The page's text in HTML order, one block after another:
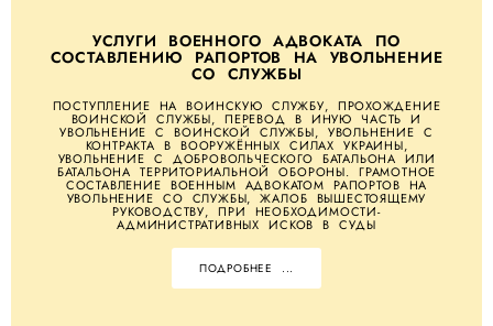
УСЛУГИ ВОЕННОГО АДВОКАТА ПО
СОСТАВЛЕНИЮ РАПОРТОВ НА УВОЛЬНЕНИЕ
СО СЛУЖБЫ
ПОСТУПЛЕНИЕ НА ВОИНСКУЮ СЛУЖБУ, ПРОХОЖДЕНИЕ
ВОИНСКОЙ СЛУЖБЫ, ПЕРЕВОД В ИНУЮ ЧАСТЬ И
УВОЛЬНЕНИЕ С ВОИНСКОЙ СЛУЖБЫ, УВОЛЬНЕНИЕ С
КОНТРАКТА В ВООРУЖЁННЫХ СИЛАХ УКРАИНЫ,
УВОЛЬНЕНИЕ С ДОБРОВОЛЬЧЕСКОГО БАТАЛЬОНА ИЛИ
БАТАЛЬОНА ТЕРРИТОРИАЛЬНОЙ ОБОРОНЫ. ГРАМОТНОЕ
СОСТАВЛЕНИЕ ВОЕННЫМ АДВОКАТОМ РАПОРТОВ НА
УВОЛЬНЕНИЕ СО СЛУЖБЫ, ЖАЛОБ ВЫШЕСТОЯЩЕМУ
РУКОВОДСТВУ, ПРИ НЕОБХОДИМОСТИ-
АДМИНИСТРАТИВНЫХ ИСКОВ В СУДЫ
ПОДРОБНЕЕ ...